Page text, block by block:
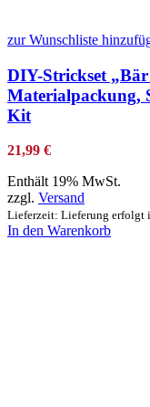
zur Wunschliste
DIY-Strickset
Materialpackung,
Kit
21,99 €
Enthält 19% MwSt.
zzgl. Versand
Lieferzeit: Lieferung erfolgt
In den Warenkorb